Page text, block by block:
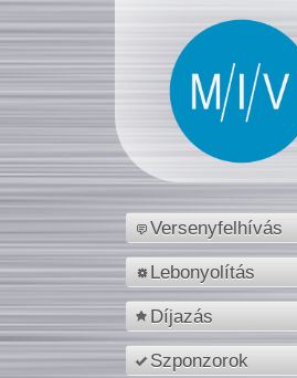
Versenyfelhívás
Lebonyolítás
Díjazás
Szponzorok